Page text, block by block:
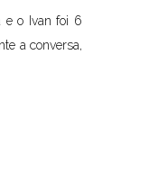
e o Ivan foi 6
a conversa,